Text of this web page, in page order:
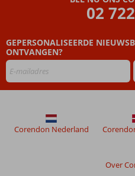
02
GEPERSONALISEERDE
ONTVANGEN?
Over
Corendon Nederland